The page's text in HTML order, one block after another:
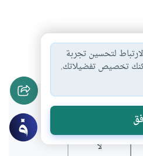
المحتوى؟
لا
لتحسين تجربة
تخصيص تفضيلاتك.